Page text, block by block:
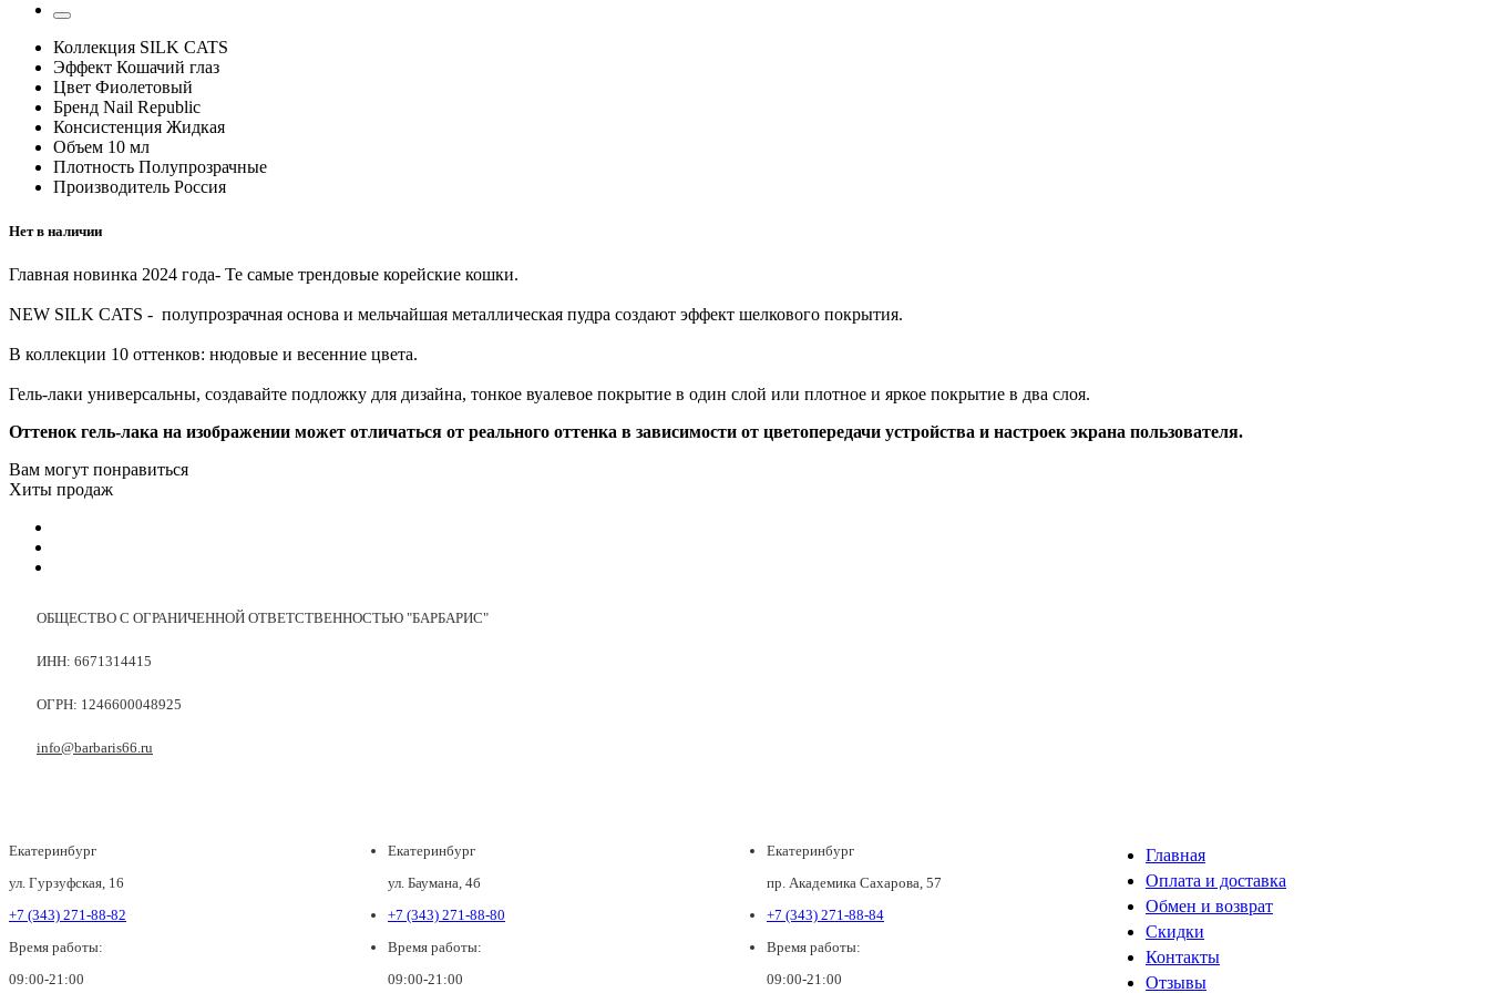
Коллекция SILK CATS
Эффект Кошачий глаз
Цвет Фиолетовый
Бренд Nail Republic
Консистенция Жидкая
Объем 10 мл
Плотность Полупрозрачные
Производитель Россия
Нет в наличии
Главная новинка 2024 года- Те самые трендовые корейские кошки.
NEW SILK CATS - полупрозрачная основа и мельчайшая металлическая пудра создают эффект шелкового покрытия.
В коллекции 10 оттенков: нюдовые и весенние цвета.
Гель-лаки универсальны, создавайте подложку для дизайна, тонкое вуалевое покрытие в один слой или плотное и яркое покрытие в два слоя.
Оттенок гель-лака на изображении может отличаться от реального оттенка в зависимости от цветопередачи устройства и настроек экрана пользователя.
Вам могут понравиться
Хиты продаж
ОБЩЕСТВО С ОГРАНИЧЕННОЙ ОТВЕТСТВЕННОСТЬЮ "БАРБАРИС"
ИНН: 6671314415
ОГРН: 1246600048925
info@barbaris66.ru
Екатеринбург
ул. Гурзуфская, 16
+7 (343) 271-88-82
Время работы:
09:00-21:00
Екатеринбург
ул. Баумана, 4б
+7 (343) 271-88-80
Время работы:
09:00-21:00
Екатеринбург
пр. Академика Сахарова, 57
+7 (343) 271-88-84
Время работы:
09:00-21:00
Главная
Оплата и доставка
Обмен и возврат
Скидки
Контакты
Отзывы